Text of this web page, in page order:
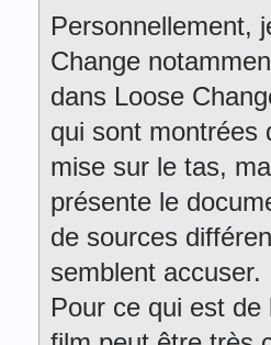
Personnellement,
Change
dans Loose
qui sont montrées
mise sur le tas,
présente le
de sources
semblent accuser.
Pour ce qui est